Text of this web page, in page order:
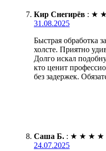
Кир Снегирёв : ★ ★
31.08.2025
Быстрая обработка
холсте. Приятно
Долго искал
кто ценит
без задержек.
Саша Б. : ★ ★ ★ ★
24.07.2025